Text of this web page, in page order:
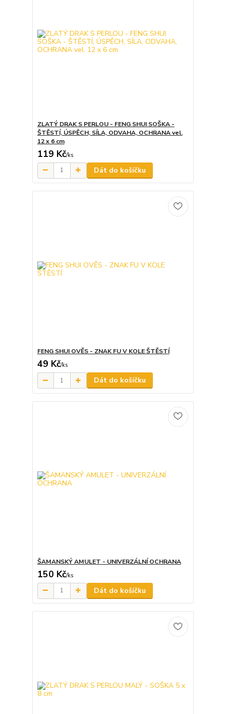
ZLATÝ DRAK S PERLOU - FENG SHUI SOŠKA -
ŠTĚSTÍ, ÚSPĚCH, SÍLA, ODVAHA, OCHRANA vel.
12 x 6 cm
119 Kč/ks
Dát do košíčku
FENG SHUI OVĚS - ZNAK FU V KOLE ŠTĚSTÍ
49 Kč/ks
Dát do košíčku
ŠAMANSKÝ AMULET - UNIVERZÁLNÍ OCHRANA
150 Kč/ks
Dát do košíčku